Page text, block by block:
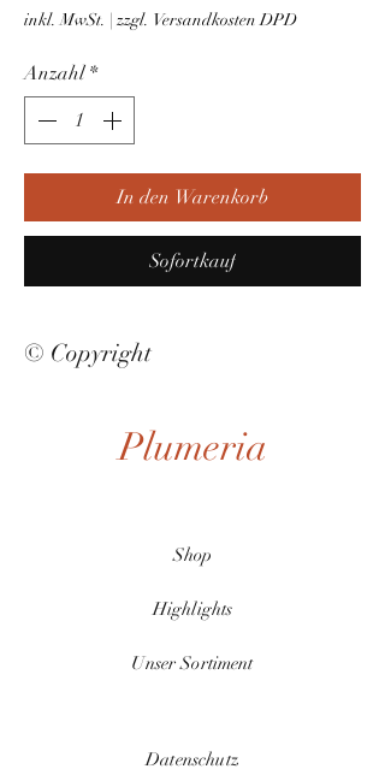
inkl. MwSt. | zzgl. Versandkosten DPD
Anzahl *
In den Warenkorb
Sofortkauf
© Copyright
Plumeria
Shop
Highlights
Unser Sortiment
Datenschutz